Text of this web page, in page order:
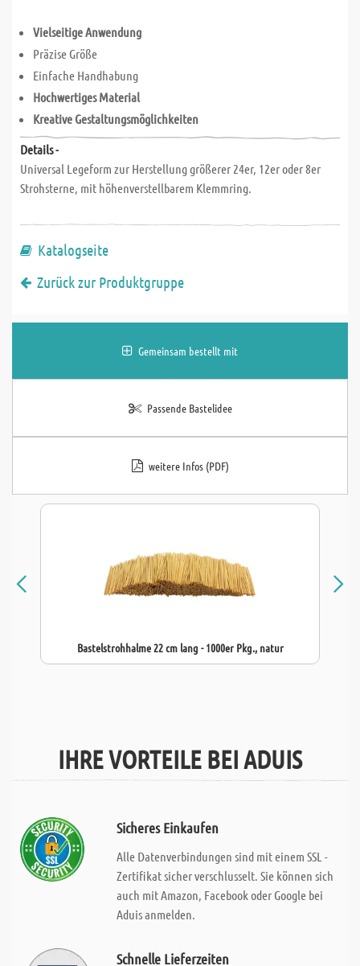
Vielseitige Anwendung
Präzise Größe
Einfache Handhabung
Hochwertiges Material
Kreative Gestaltungsmöglichkeiten
Details -
Universal Legeform zur Herstellung größerer 24er, 12er oder 8er
Strohsterne, mit höhenverstellbarem Klemmring.
Katalogseite
Zurück zur Produktgruppe
Gemeinsam bestellt mit
Passende Bastelidee
weitere Infos (PDF)
Bastelstrohhalme 22 cm lang - 1000er Pkg., natur
IHRE VORTEILE BEI ADUIS
Sicheres Einkaufen
Alle Datenverbindungen sind mit einem SSL -
Zertifikat sicher verschlusselt. Sie können sich
auch mit Amazon, Facebook oder Google bei
Aduis anmelden.
Schnelle Lieferzeiten